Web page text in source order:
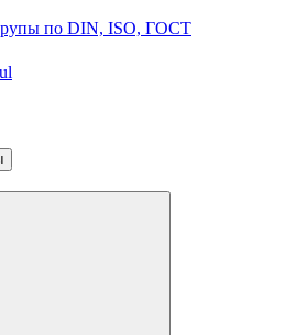
по DIN, ISO, ГОСТ